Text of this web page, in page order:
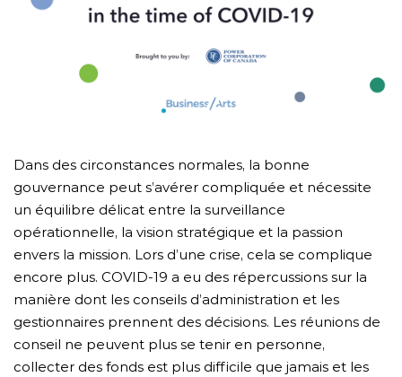
Dans des circonstances normales, la bonne
gouvernance peut s’avérer compliquée et nécessite
un équilibre délicat entre la surveillance
opérationnelle, la vision stratégique et la passion
envers la mission. Lors d’une crise, cela se complique
encore plus. COVID-19 a eu des répercussions sur la
manière dont les conseils d’administration et les
gestionnaires prennent des décisions. Les réunions de
conseil ne peuvent plus se tenir en personne,
collecter des fonds est plus difficile que jamais et les